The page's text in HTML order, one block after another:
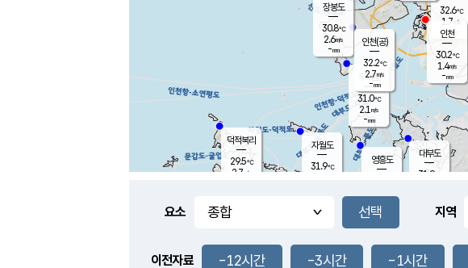
풍도
1.7m/s
무의도
31.0℃
2.1 m/s
-mm
영흥도
자월도
31.9℃
장봉도
30.8℃
2.6m/s
-mm
대부도
31.9
32.6℃
1.7 m/s
-mm
덕적북리
29.5℃
2.7 m/s
인천(공)
32.2℃
2.7m/s
-mm
인천
30.2℃
1.4m/s
-mm
요소 지역
이전자료 -12시간 -3시간 -1시간